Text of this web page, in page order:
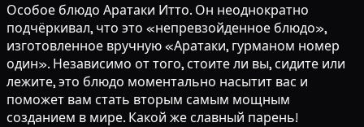
Особое блюдо Аратаки Итто. Он неоднократно
подчёркивал, что это «непревзойденное блюдо»,
изготовленное вручную «Аратаки, гурманом номер
один». Независимо от того, стоите ли вы, сидите или
лежите, это блюдо моментально насытит вас и
поможет вам стать вторым самым мощным
созданием в мире. Какой же славный парень!